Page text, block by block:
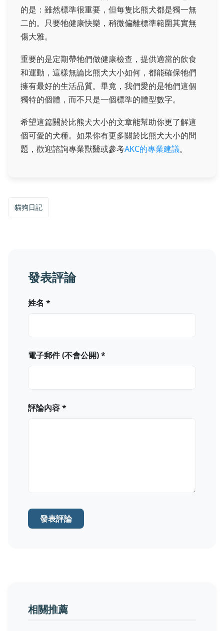
的是：雖然標準很重要，但每隻比熊犬都是獨一無
二的。只要牠健康快樂，稍微偏離標準範圍其實無
傷大雅。
重要的是定期帶牠們做健康檢查，提供適當的飲食
和運動，這樣無論比熊犬大小如何，都能確保牠們
擁有最好的生活品質。畢竟，我們愛的是牠們這個
獨特的個體，而不只是一個標準的體型數字。
希望這篇關於比熊犬大小的文章能幫助你更了解這
個可愛的犬種。如果你有更多關於比熊犬大小的問
題，歡迎諮詢專業獸醫或參考AKC的專業建議。
貓狗日記
發表評論
姓名 *
電子郵件 (不會公開) *
評論內容 *
發表評論
相關推薦